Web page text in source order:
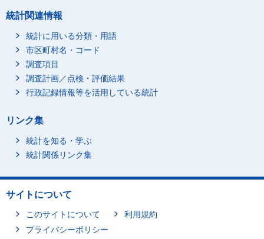
統計関連情報
統計に用いる分類・用語
市区町村名・コード
調査項目
調査計画／点検・評価結果
行政記録情報等を活用している統計
リンク集
統計を知る・学ぶ
統計関係リンク集
サイトについて
このサイトについて
利用規約
プライバシーポリシー